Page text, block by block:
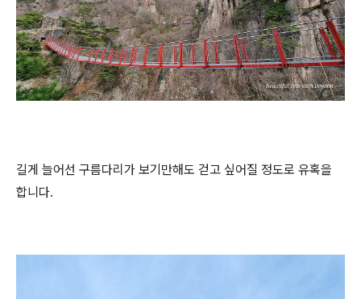
길게 늘어선 구름다리가 보기만해도 걷고 싶어질 정도로 유혹을
합니다.